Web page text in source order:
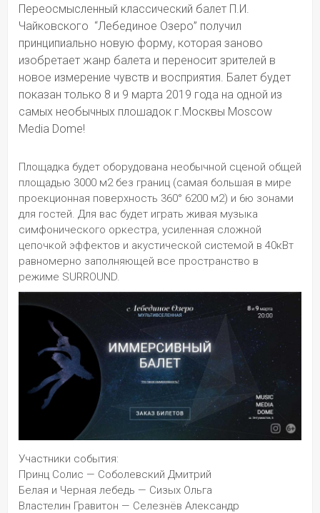
Переосмысленный классический балет П.И.
Чайковского  “Лебединое Озеро” получил
принципиально новую форму, которая заново
изобретает жанр балета и переносит зрителей в
новое измерение чувств и восприятия. Балет будет
показан только 8 и 9 марта 2019 года на одной из
самых необычных плошадок г.Москвы Moscow
Media Dome!
Площадка будет оборудована необычной сценой общей
площадью 3000 м2 без границ (самая большая в мире
проекционная поверхность 360° 6200 м2) и 6ю зонами
для гостей. Для вас будет играть живая музыка
симфонического оркестра, усиленная сложной
цепочкой эффектов и акустической системой в 40кВт
равномерно заполняющей все пространство в
режиме SURROUND.
Участники события:
Принц Солис — Соболевский Дмитрий
Белая и Черная лебедь — Сизых Ольга
Властелин Гравитон — Селезнёв Александр